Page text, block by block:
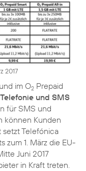
2017
im O2 Prepaid
und SMS
für SMS und
können Kunden
setzt Telefónica
zum 1. März die EU-
Juni 2017
in Kraft treten.